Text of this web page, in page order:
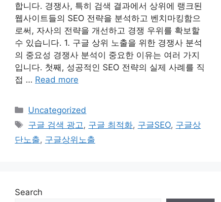
합니다. 경쟁사, 특히 검색 결과에서 상위에 랭크된
웹사이트들의 SEO 전략을 분석하고 벤치마킹함으
로써, 자사의 전략을 개선하고 경쟁 우위를 확보할
수 있습니다. 1. 구글 상위 노출을 위한 경쟁사 분석
의 중요성 경쟁사 분석이 중요한 이유는 여러 가지
입니다. 첫째, 성공적인 SEO 전략의 실제 사례를 직
접 … Read more
Categories
Uncategorized
Tags
구글 검색 광고 , 구글 최적화, 구글SEO, 구글상
단노출, 구글상위노출
Search